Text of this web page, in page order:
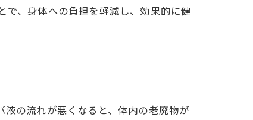
で、身体への負担を軽減し、効果的に健
の流れが悪くなると、体内の老廃物が